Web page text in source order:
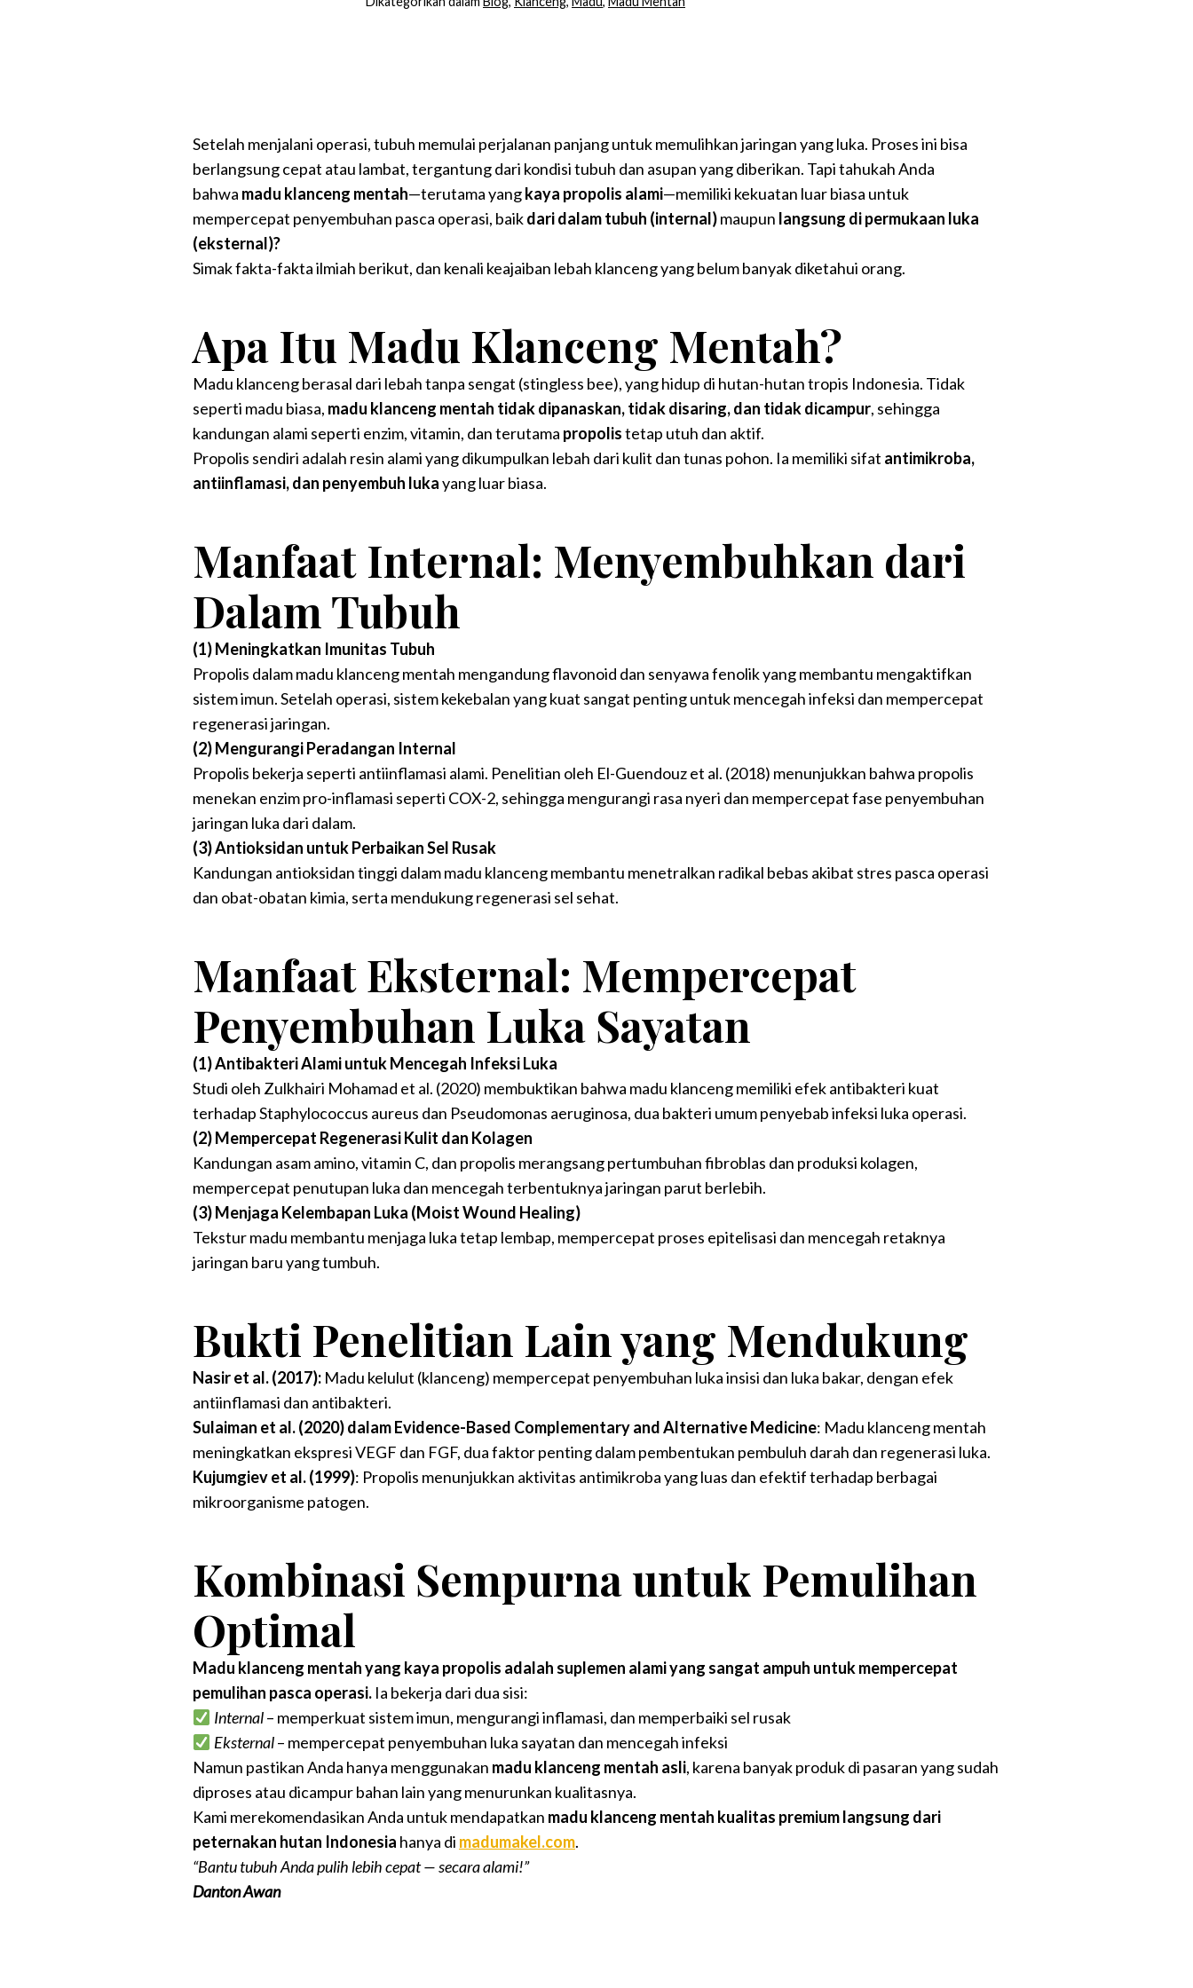
Setelah menjalani operasi, tubuh memulai perjalanan panjang untuk memulihkan jaringan yang luka. Proses ini bisa
berlangsung cepat atau lambat, tergantung dari kondisi tubuh dan asupan yang diberikan. Tapi tahukah Anda
bahwa madu klanceng mentah—terutama yangkaya propolis alami—memiliki kekuatan luar biasa untuk
mempercepat penyembuhan pasca operasi, baikdari dalam tubuh (internal)maupun langsung di permukaan luka
(eksternal)?
Simak fakta-fakta ilmiah berikut, dan kenali keajaiban lebah klanceng yang belum banyak diketahui orang.
Apa Itu Madu Klanceng Mentah?
Madu klanceng berasal dari lebah tanpa sengat (stingless bee), yang hidup di hutan-hutan tropis Indonesia. Tidak
seperti madu biasa, madu klanceng mentah tidak dipanaskan, tidak disaring, dan tidak dicampur, sehingga
kandungan alami seperti enzim, vitamin, dan terutama propolistetap utuh dan aktif.
Propolis sendiri adalah resin alami yang dikumpulkan lebah dari kulit dan tunas pohon. Ia memiliki sifat antimikroba,
antiinflamasi, dan penyembuh lukayang luar biasa.
Manfaat Internal: Menyembuhkan dari
Dalam Tubuh
(1) Meningkatkan Imunitas Tubuh
Propolis dalam madu klanceng mentah mengandung flavonoid dan senyawa fenolik yang membantu mengaktifkan
sistem imun. Setelah operasi, sistem kekebalan yang kuat sangat penting untuk mencegah infeksi dan mempercepat
regenerasi jaringan.
(2) Mengurangi Peradangan Internal
Propolis bekerja seperti antiinflamasi alami. Penelitian oleh El-Guendouz et al. (2018) menunjukkan bahwa propolis
menekan enzim pro-inflamasi seperti COX-2, sehingga mengurangi rasa nyeri dan mempercepat fase penyembuhan
jaringan luka dari dalam.
(3) Antioksidan untuk Perbaikan Sel Rusak
Kandungan antioksidan tinggi dalam madu klanceng membantu menetralkan radikal bebas akibat stres pasca operasi
dan obat-obatan kimia, serta mendukung regenerasi sel sehat.
Manfaat Eksternal: Mempercepat
Penyembuhan Luka Sayatan
(1) Antibakteri Alami untuk Mencegah Infeksi Luka
Studi oleh Zulkhairi Mohamad et al. (2020) membuktikan bahwa madu klanceng memiliki efek antibakteri kuat
terhadap Staphylococcus aureus dan Pseudomonas aeruginosa, dua bakteri umum penyebab infeksi luka operasi.
(2) Mempercepat Regenerasi Kulit dan Kolagen
Kandungan asam amino, vitamin C, dan propolis merangsang pertumbuhan fibroblas dan produksi kolagen,
mempercepat penutupan luka dan mencegah terbentuknya jaringan parut berlebih.
(3) Menjaga Kelembapan Luka (Moist Wound Healing)
Tekstur madu membantu menjaga luka tetap lembap, mempercepat proses epitelisasi dan mencegah retaknya
jaringan baru yang tumbuh.
Bukti Penelitian Lain yang Mendukung
Nasir et al. (2017): Madu kelulut (klanceng) mempercepat penyembuhan luka insisi dan luka bakar, dengan efek
antiinflamasi dan antibakteri.
Sulaiman et al. (2020) dalam Evidence-Based Complementary and Alternative Medicine: Madu klanceng mentah
meningkatkan ekspresi VEGF dan FGF, dua faktor penting dalam pembentukan pembuluh darah dan regenerasi luka.
Kujumgiev et al. (1999): Propolis menunjukkan aktivitas antimikroba yang luas dan efektif terhadap berbagai
mikroorganisme patogen.
Kombinasi Sempurna untuk Pemulihan
Optimal
Madu klanceng mentah yang kaya propolis adalah suplemen alami yang sangat ampuh untuk mempercepat
pemulihan pasca operasi. Ia bekerja dari dua sisi:
Internal– memperkuat sistem imun, mengurangi inflamasi, dan memperbaiki sel rusak
Eksternal– mempercepat penyembuhan luka sayatan dan mencegah infeksi
Namun pastikan Anda hanya menggunakan madu klanceng mentah asli, karena banyak produk di pasaran yang sudah
diproses atau dicampur bahan lain yang menurunkan kualitasnya.
Kami merekomendasikan Anda untuk mendapatkan madu klanceng mentah kualitas premium langsung dari
peternakan hutan Indonesia hanya di madumakel.com.
“Bantu tubuh Anda pulih lebih cepat — secara alami!”
Danton Awan